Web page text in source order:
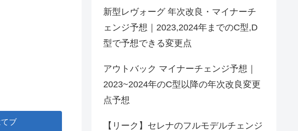
ブ
新型レヴォーグ 年次改良・マイナーチ
ェンジ予想｜2023,2024年までのC型,D
型で予想できる変更点
アウトバック マイナーチェンジ予想｜
2023~2024年のC型以降の年次改良変更
点予想
【リーク】セレナのフルモデルチェンジ